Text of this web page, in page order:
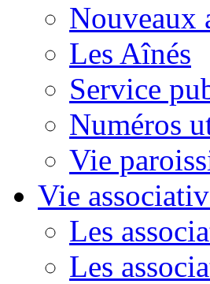
Nouveaux
Les Aînés
Service
Numéros
Vie
Vie
Les
Les